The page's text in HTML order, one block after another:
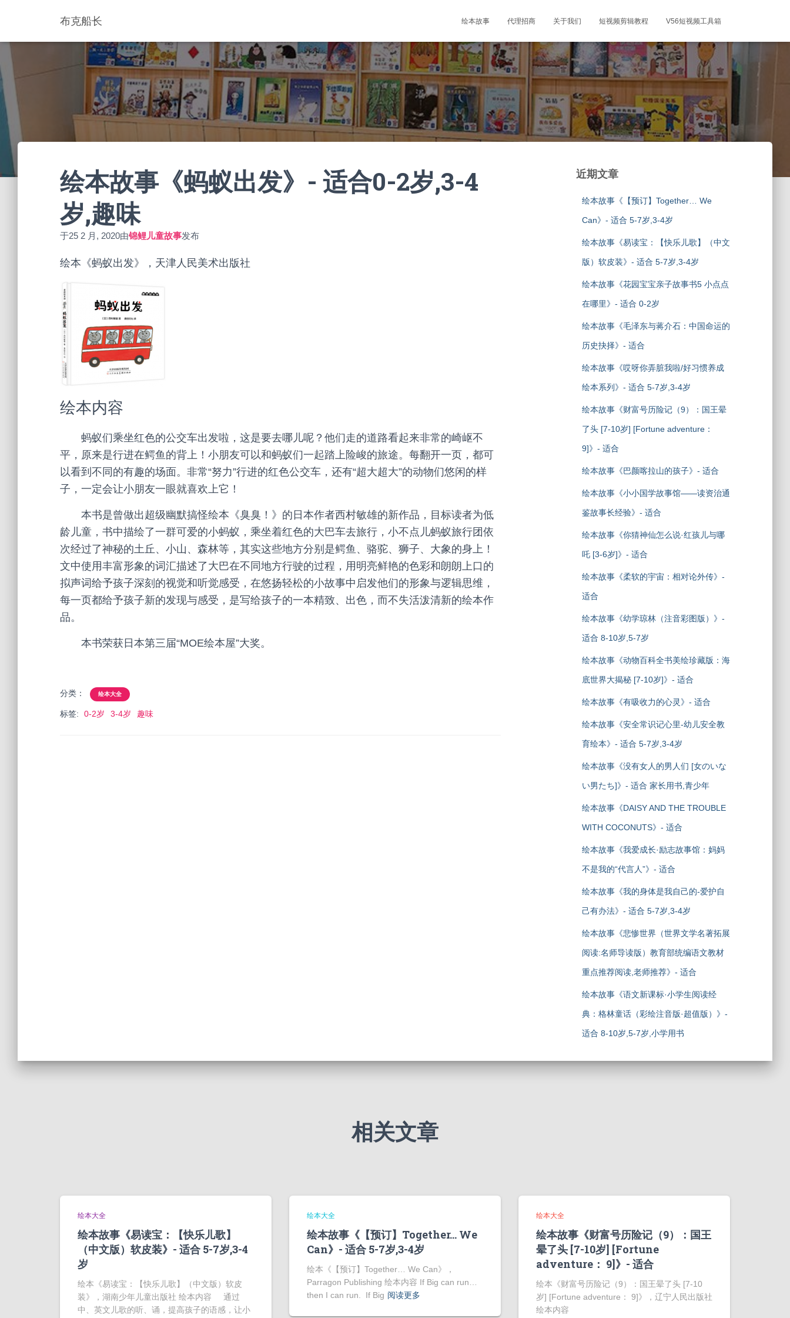
布克船长 绘本故事 代理招商 关于我们 短视频剪辑教程 V56短视频工具箱
绘本故事《蚂蚁出发》- 适合0-2岁,3-4
岁,趣味
于25 2 月, 2020由锦鲤儿童故事发布
绘本《蚂蚁出发》，天津人民美术出版社
绘本内容
蚂蚁们乘坐红色的公交车出发啦，这是要去哪儿呢？他们走的道路看起来非常的崎岖不
平，原来是行进在鳄鱼的背上！小朋友可以和蚂蚁们一起踏上险峻的旅途。每翻开一页，都可
以看到不同的有趣的场面。非常“努力”行进的红色公交车，还有“超大超大”的动物们悠闲的样
子，一定会让小朋友一眼就喜欢上它！
本书是曾做出超级幽默搞怪绘本《臭臭！》的日本作者西村敏雄的新作品，目标读者为低
龄儿童，书中描绘了一群可爱的小蚂蚁，乘坐着红色的大巴车去旅行，小不点儿蚂蚁旅行团依
次经过了神秘的土丘、小山、森林等，其实这些地方分别是鳄鱼、骆驼、狮子、大象的身上！
文中使用丰富形象的词汇描述了大巴在不同地方行驶的过程，用明亮鲜艳的色彩和朗朗上口的
拟声词给予孩子深刻的视觉和听觉感受，在悠扬轻松的小故事中启发他们的形象与逻辑思维，
每一页都给予孩子新的发现与感受，是写给孩子的一本精致、出色，而不失活泼清新的绘本作
品。
本书荣获日本第三届“MOE绘本屋”大奖。
分类： 绘本大全
标签: 0-2岁 3-4岁 趣味
近期文章
绘本故事《【预订】Together… We
Can》- 适合 5-7岁,3-4岁
绘本故事《易读宝：【快乐儿歌】（中文
版）软皮装》- 适合 5-7岁,3-4岁
绘本故事《花园宝宝亲子故事书5 小点点
在哪里》- 适合 0-2岁
绘本故事《毛泽东与蒋介石：中国命运的
历史抉择》- 适合
绘本故事《哎呀你弄脏我啦/好习惯养成
绘本系列》- 适合 5-7岁,3-4岁
绘本故事《财富号历险记（9）：国王晕
了头 [7-10岁] [Fortune adventure：
9]》- 适合
绘本故事《巴颜喀拉山的孩子》- 适合
绘本故事《小小国学故事馆——读资治通
鉴故事长经验》- 适合
绘本故事《你猜神仙怎么说·红孩儿与哪
吒 [3-6岁]》- 适合
绘本故事《柔软的宇宙：相对论外传》-
适合
绘本故事《幼学琼林（注音彩图版）》-
适合 8-10岁,5-7岁
绘本故事《动物百科全书美绘珍藏版：海
底世界大揭秘 [7-10岁]》- 适合
绘本故事《有吸收力的心灵》- 适合
绘本故事《安全常识记心里-幼儿安全教
育绘本》- 适合 5-7岁,3-4岁
绘本故事《没有女人的男人们 [女のいな
い男たち]》- 适合 家长用书,青少年
绘本故事《DAISY AND THE TROUBLE
WITH COCONUTS》- 适合
绘本故事《我爱成长·励志故事馆：妈妈
不是我的“代言人”》- 适合
绘本故事《我的身体是我自己的-爱护自
己有办法》- 适合 5-7岁,3-4岁
绘本故事《悲惨世界（世界文学名著拓展
阅读:名师导读版）教育部统编语文教材
重点推荐阅读,老师推荐》- 适合
绘本故事《语文新课标·小学生阅读经
典：格林童话（彩绘注音版·超值版）》-
适合 8-10岁,5-7岁,小学用书
相关文章
绘本大全
绘本故事《易读宝：【快乐儿歌】
（中文版）软皮装》- 适合 5-7岁,3-4
岁
绘本《易读宝：【快乐儿歌】（中文版）软皮
装》，湖南少年儿童出版社 绘本内容 通过
中、英文儿歌的听、诵，提高孩子的语感，让小
绘本大全
绘本故事《【预订】Together… We
Can》- 适合 5-7岁,3-4岁
绘本《【预订】Together… We Can》，
Parragon Publishing 绘本内容 If Big can run…
then I can run. If Big 阅读更多
绘本大全
绘本故事《财富号历险记（9）：国王
晕了头 [7-10岁] [Fortune
adventure： 9]》- 适合
绘本《财富号历险记（9）：国王晕了头 [7-10
岁] [Fortune adventure： 9]》，辽宁人民出版社
绘本内容